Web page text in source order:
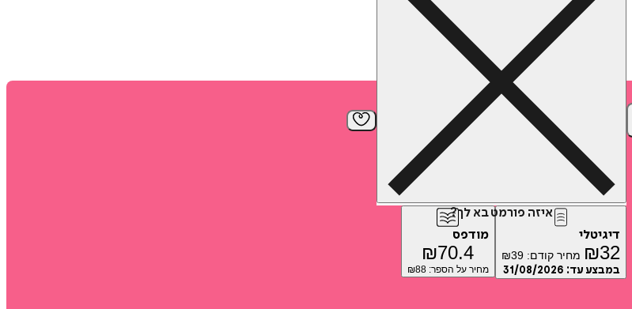
איזה פורמט בא לך?
דיגיטלי
₪32 מחיר קודם: ₪39
במבצע עד: 31/08/2026
מודפס
₪70.4
מחיר על הספר: ₪88